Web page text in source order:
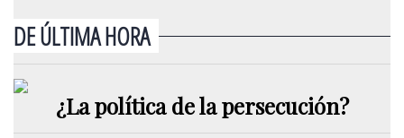
DE ÚLTIMA HORA
¿La política de la persecución?